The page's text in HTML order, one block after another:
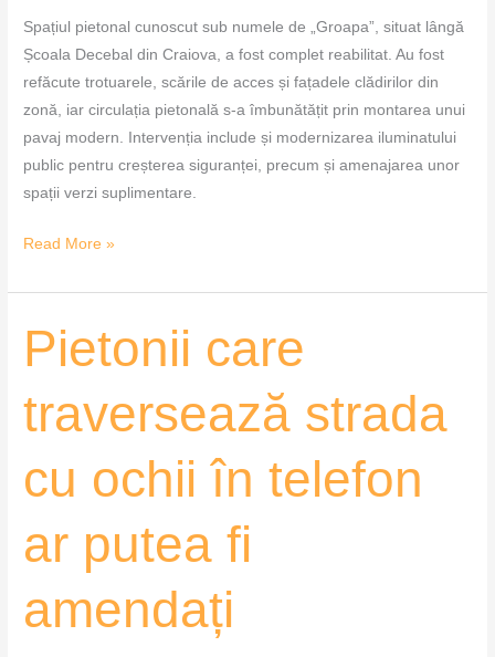
Spațiul pietonal cunoscut sub numele de „Groapa”, situat lângă
Școala Decebal din Craiova, a fost complet reabilitat. Au fost
refăcute trotuarele, scările de acces și fațadele clădirilor din
zonă, iar circulația pietonală s-a îmbunătățit prin montarea unui
pavaj modern. Intervenția include și modernizarea iluminatului
public pentru creșterea siguranței, precum și amenajarea unor
spații verzi suplimentare.
Read More »
Pietonii care
traversează strada
cu ochii în telefon
ar putea fi
amendați
Pietonii
care
strada
ochii
în
ar
fi
amendați